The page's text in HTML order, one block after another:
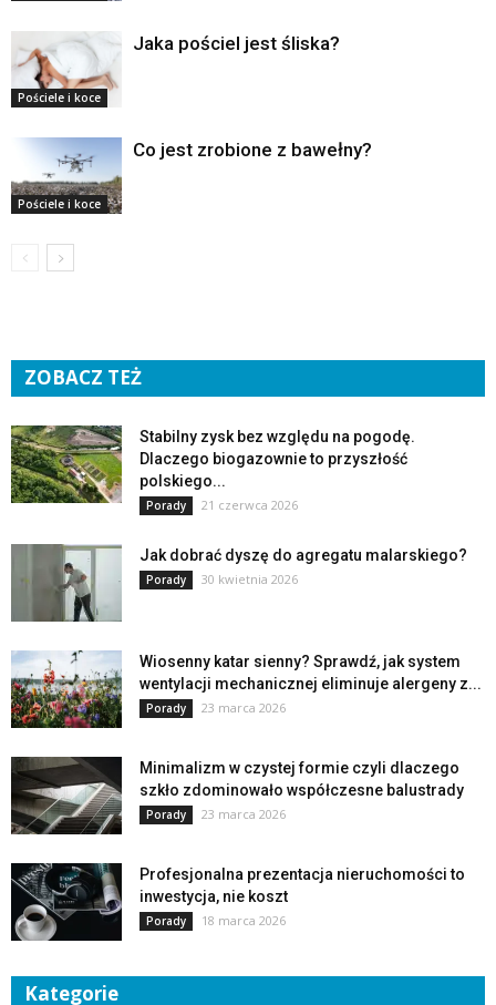
Pościele i koce
Jaka pościel jest śliska?
Pościele i koce
Co jest zrobione z bawełny?
ZOBACZ TEŻ
Stabilny zysk bez względu na pogodę.
Dlaczego biogazownie to przyszłość
polskiego...
Porady 21 czerwca 2026
Jak dobrać dyszę do agregatu malarskiego?
Porady 30 kwietnia 2026
Wiosenny katar sienny? Sprawdź, jak system
wentylacji mechanicznej eliminuje alergeny z...
Porady 23 marca 2026
Minimalizm w czystej formie czyli dlaczego
szkło zdominowało współczesne balustrady
Porady 23 marca 2026
Profesjonalna prezentacja nieruchomości to
inwestycja, nie koszt
Porady 18 marca 2026
Kategorie